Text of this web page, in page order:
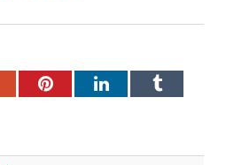
PinterestLinkedInTumblr